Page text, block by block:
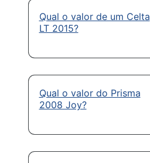
Qual o valor de um Celta
LT 2015?
Qual o valor do Prisma
2008 Joy?